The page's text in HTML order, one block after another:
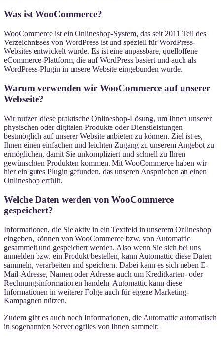
Was ist WooCommerce?
WooCommerce ist ein Onlineshop-System, das seit 2011 Teil des
Verzeichnisses von WordPress ist und speziell für WordPress-
Websites entwickelt wurde. Es ist eine anpassbare, quelloffene
eCommerce-Plattform, die auf WordPress basiert und auch als
WordPress-Plugin in unsere Website eingebunden wurde.
Warum verwenden wir WooCommerce auf unserer
Webseite?
Wir nutzen diese praktische Onlineshop-Lösung, um Ihnen unserer
physischen oder digitalen Produkte oder Dienstleistungen
bestmöglich auf unserer Website anbieten zu können. Ziel ist es,
Ihnen einen einfachen und leichten Zugang zu unserem Angebot zu
ermöglichen, damit Sie unkompliziert und schnell zu Ihren
gewünschten Produkten kommen. Mit WooCommerce haben wir
hier ein gutes Plugin gefunden, das unseren Ansprüchen an einen
Onlineshop erfüllt.
Welche Daten werden von WooCommerce
gespeichert?
Informationen, die Sie aktiv in ein Textfeld in unserem Onlineshop
eingeben, können von WooCommerce bzw. von Automattic
gesammelt und gespeichert werden. Also wenn Sie sich bei uns
anmelden bzw. ein Produkt bestellen, kann Automattic diese Daten
sammeln, verarbeiten und speichern. Dabei kann es sich neben E-
Mail-Adresse, Namen oder Adresse auch um Kreditkarten- oder
Rechnungsinformationen handeln. Automattic kann diese
Informationen in weiterer Folge auch für eigene Marketing-
Kampagnen nützen.
Zudem gibt es auch noch Informationen, die Automattic automatisch
in sogenannten Serverlogfiles von Ihnen sammelt: